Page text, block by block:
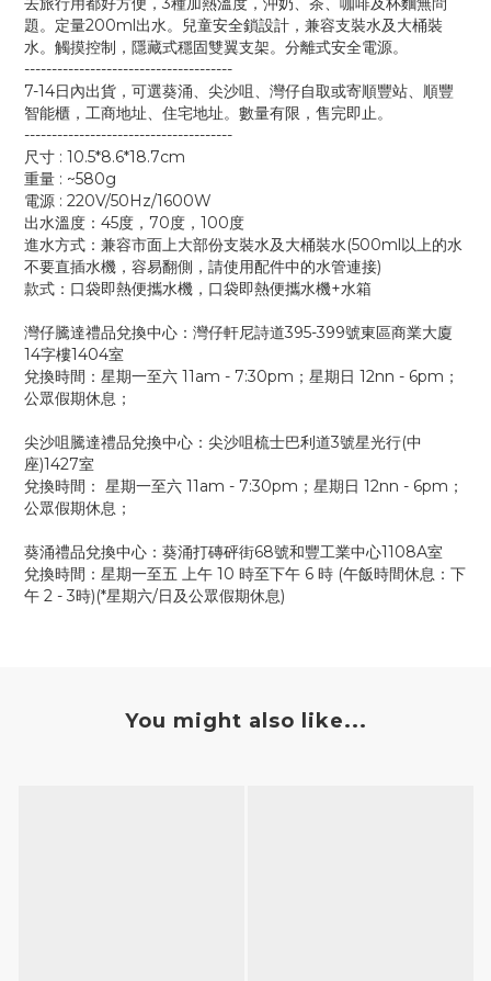
題。定量200ml出水。兒童安全鎖設計，兼容支裝水及大桶裝
水。觸摸控制，隱藏式穩固雙翼支架。分離式安全電源。
--------------------------------------
7-14日內出貨，可選葵涌、尖沙咀、灣仔自取或寄順豐站、順豐
智能櫃，工商地址、住宅地址。數量有限，售完即止。
--------------------------------------
尺寸 : 10.5*8.6*18.7cm
重量 : ~580g
電源 : 220V/50Hz/1600W
出水溫度：45度，70度，100度
進水方式：兼容市面上大部份支裝水及大桶裝水(500ml以上的水
不要直插水機，容易翻側，請使用配件中的水管連接)
款式：口袋即熱便攜水機，口袋即熱便攜水機+水箱
灣仔騰達禮品兌換中心：灣仔軒尼詩道395-399號東區商業大廈
14字樓1404室
兌換時間：星期一至六 11am - 7:30pm；星期日 12nn - 6pm；
公眾假期休息；
尖沙咀騰達禮品兌換中心：尖沙咀梳士巴利道3號星光行(中
座)1427室
兌換時間： 星期一至六 11am - 7:30pm；星期日 12nn - 6pm；
公眾假期休息；
葵涌禮品兌換中心：葵涌打磚砰街68號和豐工業中心1108A室
兌換時間：星期一至五 上午 10 時至下午 6 時 (午飯時間休息：下
午 2 - 3時)(*星期六/日及公眾假期休息)
You might also like...